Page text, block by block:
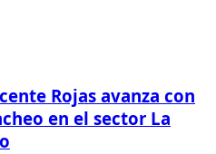
Rojas avanza con
en el sector La